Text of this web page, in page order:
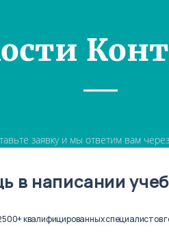
заявку и мы ответим вам
в написании
квалифицированных специалистов